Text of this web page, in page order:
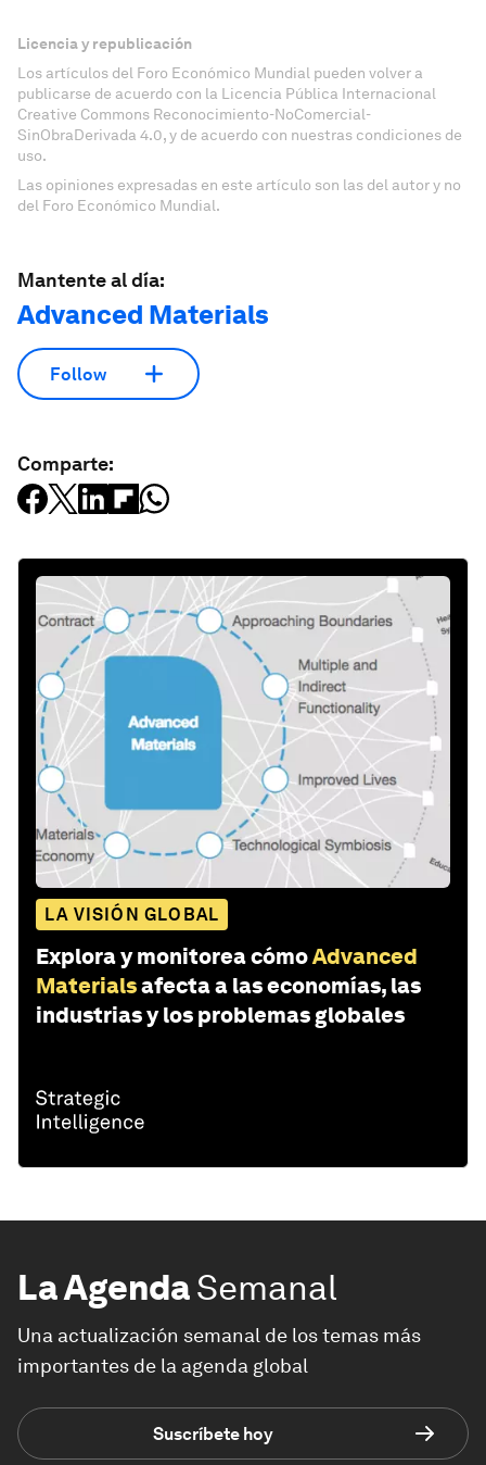
Licencia y republicación
Los artículos del Foro Económico Mundial pueden volver a
publicarse de acuerdo con la Licencia Pública Internacional
Creative Commons Reconocimiento-NoComercial-
SinObraDerivada 4.0, y de acuerdo con nuestras condiciones de
uso.
Las opiniones expresadas en este artículo son las del autor y no
del Foro Económico Mundial.
Mantente al día:
Advanced Materials
Follow
Comparte:
LA VISIÓN GLOBAL
Explora y monitorea cómoAdvanced
Materialsafecta a las economías, las
industrias y los problemas globales
La AgendaSemanal
Una actualización semanal de los temas más
importantes de la agenda global
Suscríbete hoy